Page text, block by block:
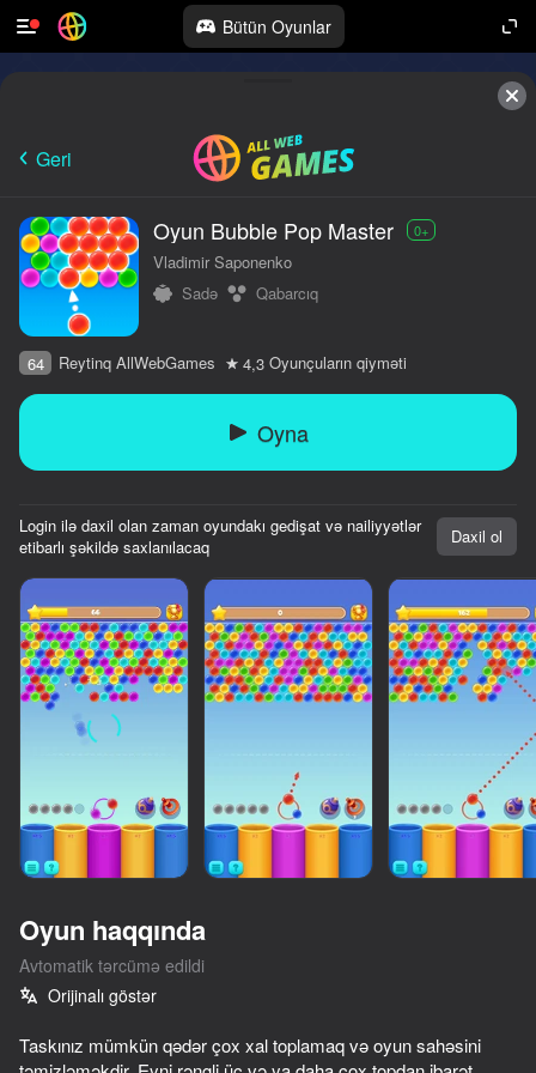
Bütün Oyunlar
Geri
Oyun Bubble Pop Master 0+
Vladimir Saponenko
Sadə
Qabarcıq
64 Reytinq AllWebGames 4,3 Oyunçuların qiyməti
Oyna
Login ilə daxil olan zaman oyundakı gedişat və nailiyyətlər
etibarlı şəkildə saxlanılacaq
Daxil ol
Oyun haqqında
Avtomatik tərcümə edildi
Orijinalı göstər
Taskınız mümkün qədər çox xal toplamaq və oyun sahəsini